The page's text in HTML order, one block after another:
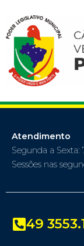
Atendimento
Segunda a Sexta:
Sessões nas
49